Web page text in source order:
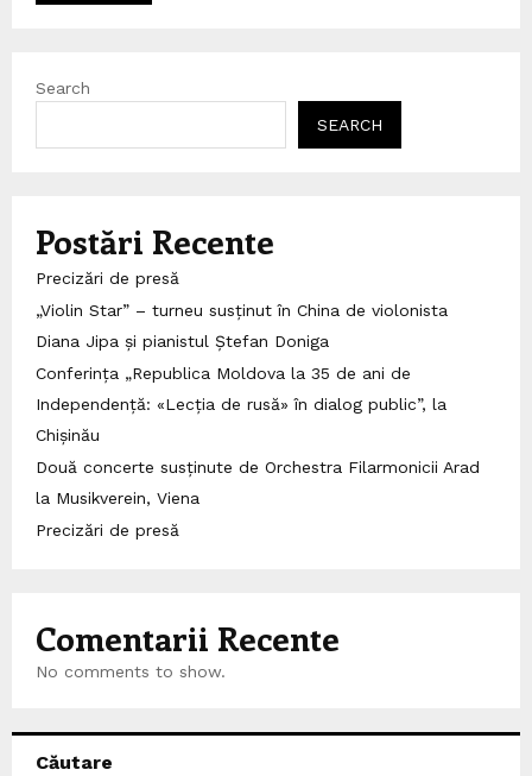
Search
SEARCH
Postări Recente
Precizări de presă
„Violin Star” – turneu susținut în China de violonista
Diana Jipa și pianistul Ștefan Doniga
Conferința „Republica Moldova la 35 de ani de
Independență: «Lecția de rusă» în dialog public”, la
Chișinău
Două concerte susținute de Orchestra Filarmonicii Arad
la Musikverein, Viena
Precizări de presă
Comentarii Recente
No comments to show.
Căutare